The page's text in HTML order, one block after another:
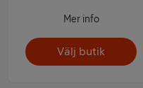
Mer info
Välj butik